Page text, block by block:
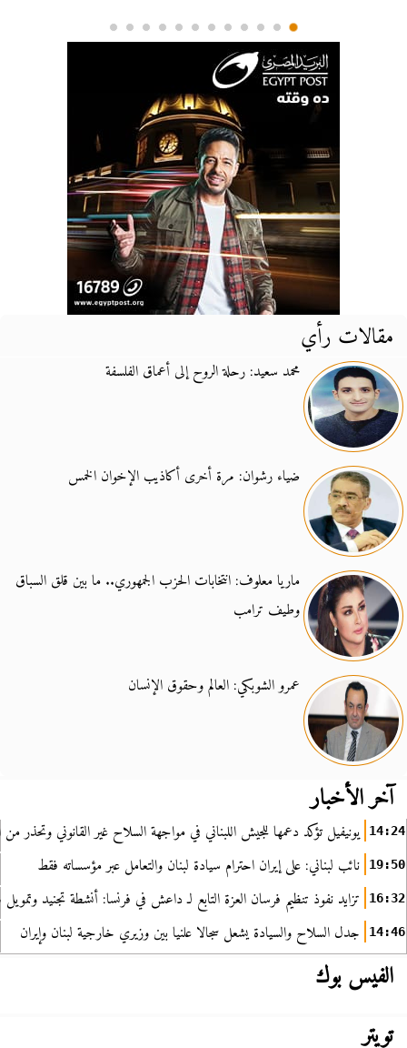
مقالات رأي
محمد سعيد: رحلة الروح إلى أعماق الفلسفة
ضياء رشوان: مرة أخرى أكاذيب الإخوان الخمس
ماريا معلوف: انتخابات الحزب الجمهوري.. ما بين قلق السباق
وطيف ترامب
عمرو الشوبكي: العالم وحقوق الإنسان
آخر الأخبار
14:24 يونيفيل تؤكد دعمها للجيش اللبناني في مواجهة السلاح غير القانوني وتحذر من
19:50 نائب لبناني: على إيران احترام سيادة لبنان والتعامل عبر مؤسساته فقط
16:32 تزايد نفوذ تنظيم فرسان العزة التابع لـ داعش في فرنسا: أنشطة تجنيد
14:46 جدل السلاح والسيادة يشعل سجالا علنيا بين وزيري خارجية لبنان وإيران
الفيس بوك
تويتر